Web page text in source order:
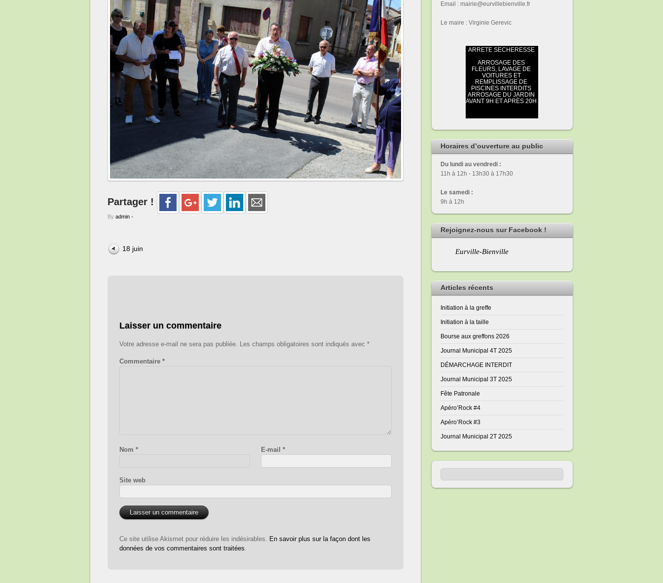
Partager !
By admin •
18 juin
Laisser un commentaire
Votre adresse e-mail ne sera pas publiée. Les champs obligatoires sont indiqués avec *
Commentaire *
Nom * E-mail*
Site web
Ce site utilise Akismet pour réduire les indésirables. En savoir plus sur la façon dont les
données de vos commentaires sont traitées.
Email : mairie@eurvillebienville.fr
Le maire : Virginie Gerevic
Horaires d’ouverture au public
Du lundi au vendredi :
11h à 12h - 13h30 à 17h30
Le samedi :
9h à 12h
Rejoignez-nous sur Facebook !
Eurville-Bienville
Articles récents
Initiation à la greffe
Initiation à la taille
Bourse aux greffons 2026
Journal Municipal 4T 2025
DÉMARCHAGE INTERDIT
Journal Municipal 3T 2025
Fête Patronale
Apéro’Rock #4
Apéro’Rock #3
Journal Municipal 2T 2025